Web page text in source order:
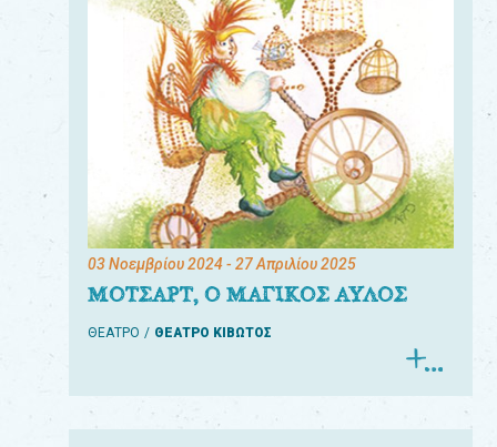
03 Νοεμβρίου 2024- 27 Απριλίου 2025
ΜΟΤΣΑΡΤ, Ο ΜΑΓΙΚΟΣ ΑΥΛΟΣ
ΘΕΑΤΡΟ ΘΕΑΤΡΟ ΚΙΒΩΤΟΣ